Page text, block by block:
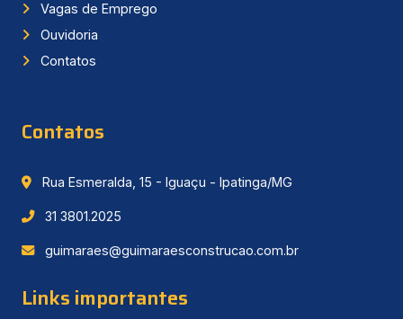
Vagas de Emprego
Ouvidoria
Contatos
Contatos
Rua Esmeralda, 15 - Iguaçu - Ipatinga/MG
31 3801.2025
guimaraes@guimaraesconstrucao.com.br
Links importantes